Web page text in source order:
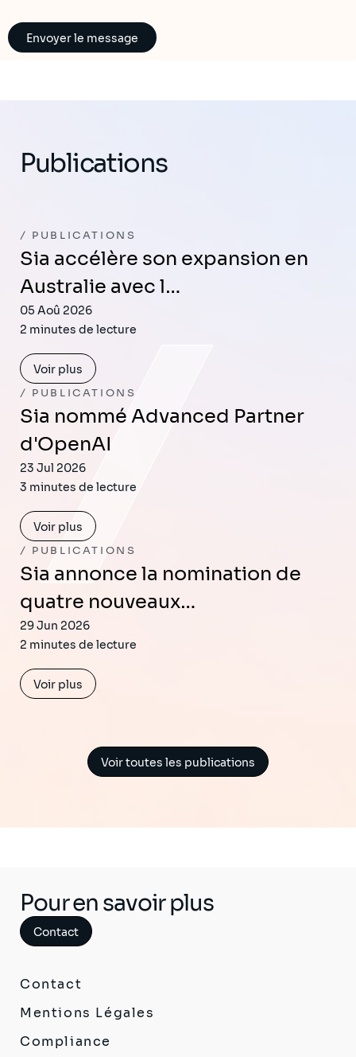
Publications
PUBLICATIONS
Sia accélère son expansion en
Australie avec l…
05 Aoû 2026
2 minutes de lecture
Voir plus
PUBLICATIONS
Sia nommé Advanced Partner
d'OpenAI
23 Jul 2026
3 minutes de lecture
Voir plus
PUBLICATIONS
Sia annonce la nomination de
quatre nouveaux…
29 Jun 2026
2 minutes de lecture
Voir plus
Voir toutes les publications
Pour en savoir plus
Contact
Contact
Mentions Légales
Compliance